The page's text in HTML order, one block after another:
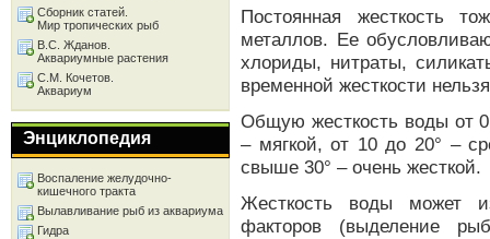
Постоянная жесткость
металлов. Ее
хлориды, нитраты,
временной жесткости
Общую жесткость воды от
– мягкой, от 10 до 20° –
свыше 30° – очень жесткой.
Жесткость воды может
факторов (выделение
Сборник статей.
Мир тропических рыб
В.С. Жданов.
Аквариумные растения
С.М. Кочетов.
Аквариум
Энциклопедия
Воспаление желудочно-
кишечного тракта
Вылавливание рыб из аквариума
Гидра